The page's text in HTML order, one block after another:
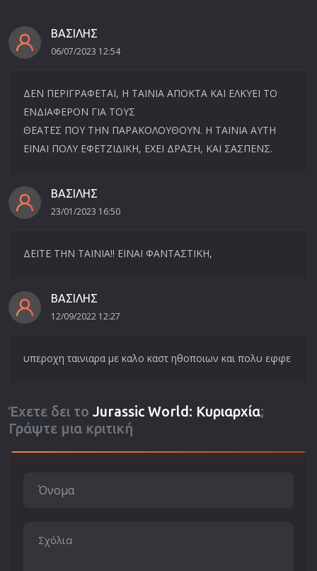
BAΣΙΛΗΣ
06/07/2023 12:54
ΔΕΝ ΠΕΡΙΓΡΑΦΕΤΑΙ, Η ΤΑΙΝΙΑ ΑΠΟΚΤΑ ΚΑΙ ΕΛΚΥΕΙ ΤΟ
ΕΝΔΙΑΦΕΡΟΝ ΓΙΑ ΤΟΥΣ
ΘΕΑΤΕΣ ΠΟΥ ΤΗΝ ΠΑΡΑΚΟΛΟΥΘΟΥΝ. Η ΤΑΙΝΙΑ ΑΥΤΗ
ΕΙΝΑΙ ΠΟΛΥ ΕΦΕΤΖΙΔΙΚΗ, ΕΧΕΙ ΔΡΑΣΗ, ΚΑΙ ΣΑΣΠΕΝΣ.
ΒΑΣΙΛΗΣ
23/01/2023 16:50
ΔΕΙΤΕ ΤΗΝ ΤΑΙΝΙΑ!! ΕΙΝΑΙ ΦΑΝΤΑΣΤΙΚΗ,
ΒΑΣΙΛΗΣ
12/09/2022 12:27
υπεροχη ταινιαρα με καλο καστ ηθοποιων και πολυ εφφε
Έχετε δει το Jurassic World: Κυριαρχία;
Γράψτε μια κριτική